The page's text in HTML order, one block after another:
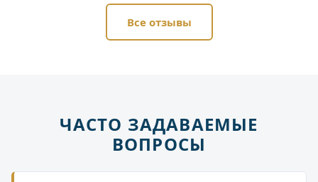
Все отзывы
ЧАСТО ЗАДАВАЕМЫЕ
ВОПРОСЫ